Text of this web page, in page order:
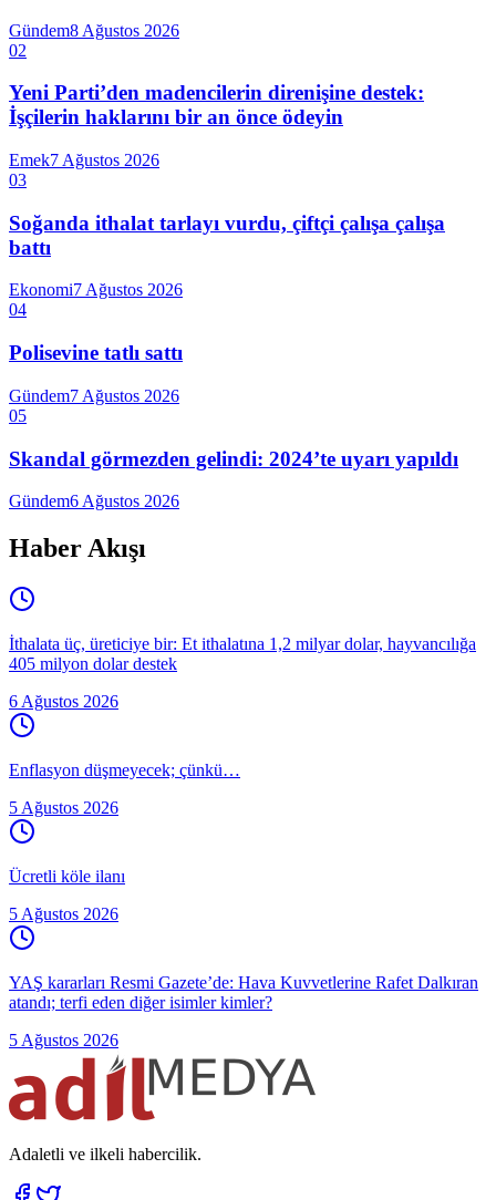
Gündem8 Ağustos 2026
02
Yeni Parti’den madencilerin direnişine destek:
İşçilerin haklarını bir an önce ödeyin
Emek7 Ağustos 2026
03
Soğanda ithalat tarlayı vurdu, çiftçi çalışa çalışa
battı
Ekonomi7 Ağustos 2026
04
Polisevine tatlı sattı
Gündem7 Ağustos 2026
05
Skandal görmezden gelindi: 2024’te uyarı yapıldı
Gündem6 Ağustos 2026
Haber Akışı
İthalata üç, üreticiye bir: Et ithalatına 1,2 milyar dolar, hayvancılığa
405 milyon dolar destek
6 Ağustos 2026
Enflasyon düşmeyecek; çünkü…
5 Ağustos 2026
Ücretli köle ilanı
5 Ağustos 2026
YAŞ kararları Resmi Gazete’de: Hava Kuvvetlerine Rafet Dalkıran
atandı; terfi eden diğer isimler kimler?
5 Ağustos 2026
Adaletli ve ilkeli habercilik.